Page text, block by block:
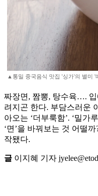
▲통밀 중국음식 맛집 '싱가'의 별미 '
짜장면, 짬뽕, 탕수육….
려지곤 한다. 부담스러운
아오는 ‘더부룩함’. ‘밀가
‘면’을 바꿔보는 것 어떨
작됐다.
글 이지혜 기자